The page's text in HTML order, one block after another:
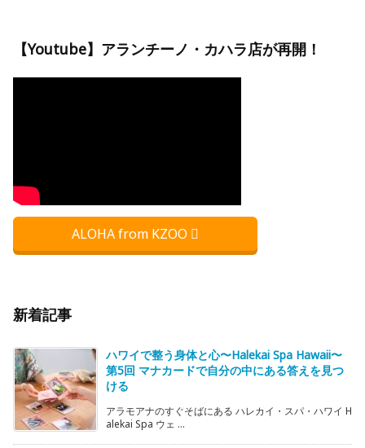
【Youtube】アランチーノ・カハラ店が再開！
ALOHA from KZOO
新着記事
ハワイで整う身体と心〜Halekai Spa Hawaii〜
第5回 マナカードで自分の中にある答えを見つ
ける
アラモアナのすぐそばにある ハレカイ・スパ・ハワイ H
alekai Spa ウェ ...